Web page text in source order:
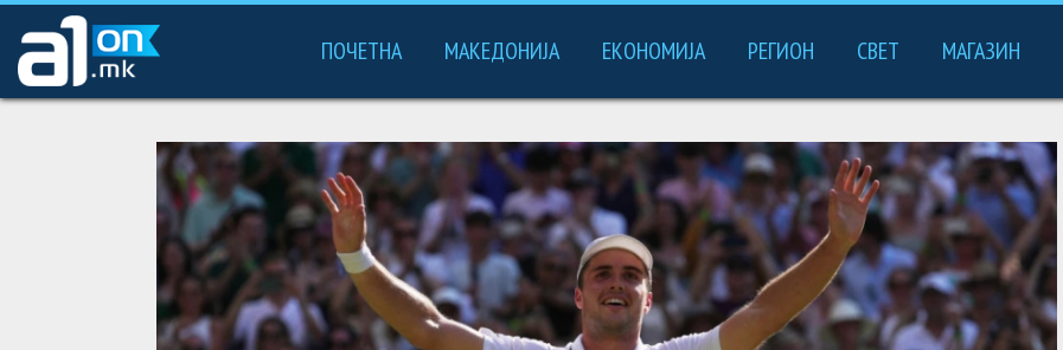
ПОЧЕТНА МАКЕДОНИЈА ЕКОНОМИЈА РЕГИОН СВЕТ МАГАЗИН